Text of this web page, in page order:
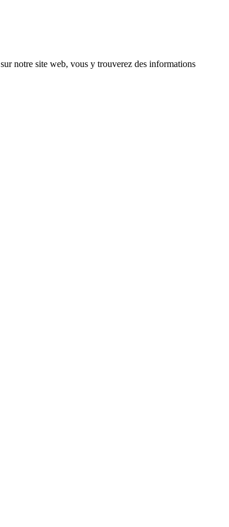
sur notre site web, vous y trouverez des informations